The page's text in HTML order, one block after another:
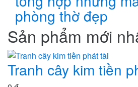
phòng thờ đẹp
Sản phẩm mới
Tranh cây kim tiền